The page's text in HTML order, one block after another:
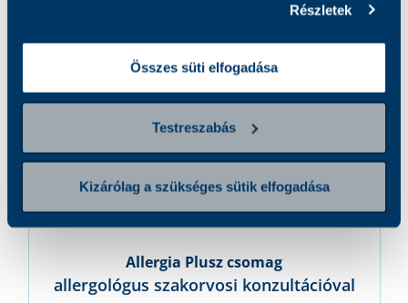
Részletek
Összes süti elfogadása
Testreszabás
Kizárólag a szükséges sütik elfogadása
Allergia Plusz csomag
allergológus szakorvosi konzultációval